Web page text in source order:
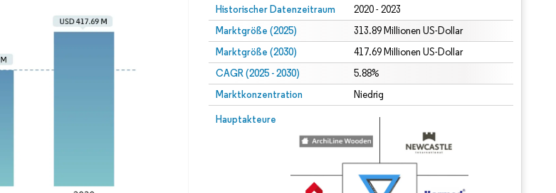
Historischer Datenzeitraum 2020 - 2023
Marktgröße (2025) 313.89 Millionen US-Dollar
Marktgröße (2030) 417.69 Millionen US-Dollar
CAGR (2025 - 2030) 5.88%
Marktkonzentration Niedrig
Hauptakteure